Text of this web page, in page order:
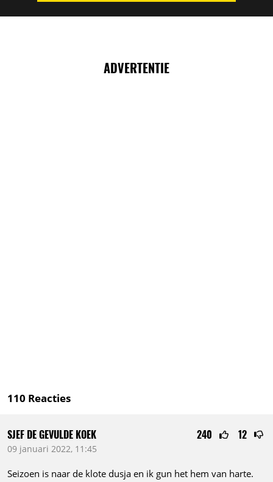
ADVERTENTIE
110 Reacties
240 12
SJEF DE GEVULDE KOEK
09 januari 2022, 11:45
Seizoen is naar de klote dusja en ik gun het hem van harte.